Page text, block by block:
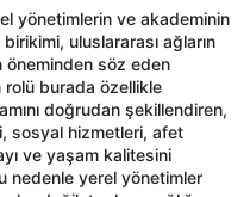
yönetimlerin ve akademinin
uluslararası ağların
öneminden söz eden
rolü burada özellikle
doğrudan şekillendiren,
sosyal hizmetleri, afet
ve yaşam kalitesini
nedenle yerel yönetimler